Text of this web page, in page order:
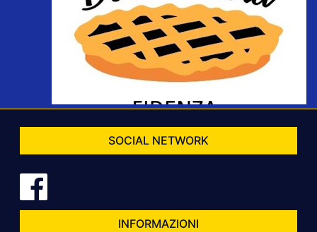
SOCIAL NETWORK
INFORMAZIONI